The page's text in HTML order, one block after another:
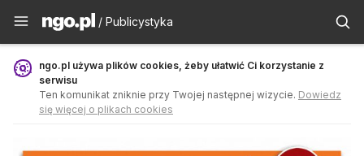
Publicystyka - ngo.pl
/ Publicystyka
ngo.pl używa plików cookies, żeby ułatwić Ci korzystanie z
serwisu
Ten komunikat zniknie przy Twojej następnej wizycie. Dowiedz
się więcej o plikach cookies